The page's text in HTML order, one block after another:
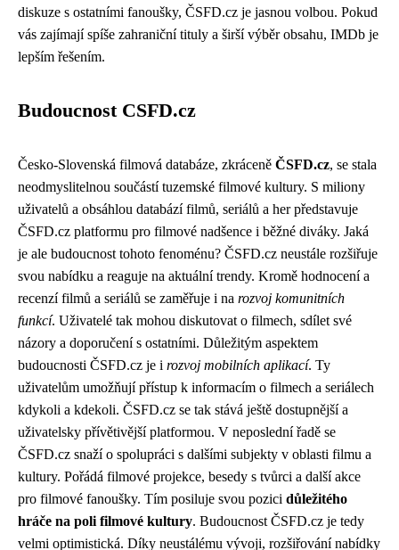
diskuze s ostatními fanoušky, ČSFD.cz je jasnou volbou. Pokud
vás zajímají spíše zahraniční tituly a širší výběr obsahu, IMDb je
lepším řešením.
Budoucnost CSFD.cz
Česko-Slovenská filmová databáze, zkráceně ČSFD.cz, se stala
neodmyslitelnou součástí tuzemské filmové kultury. S miliony
uživatelů a obsáhlou databází filmů, seriálů a her představuje
ČSFD.cz platformu pro filmové nadšence i běžné diváky. Jaká
je ale budoucnost tohoto fenoménu? ČSFD.cz neustále rozšiřuje
svou nabídku a reaguje na aktuální trendy. Kromě hodnocení a
recenzí filmů a seriálů se zaměřuje i na rozvoj komunitních
funkcí. Uživatelé tak mohou diskutovat o filmech, sdílet své
názory a doporučení s ostatními. Důležitým aspektem
budoucnosti ČSFD.cz je i rozvoj mobilních aplikací. Ty
uživatelům umožňují přístup k informacím o filmech a seriálech
kdykoli a kdekoli. ČSFD.cz se tak stává ještě dostupnější a
uživatelsky přívětivější platformou. V neposlední řadě se
ČSFD.cz snaží o spolupráci s dalšími subjekty v oblasti filmu a
kultury. Pořádá filmové projekce, besedy s tvůrci a další akce
pro filmové fanoušky. Tím posiluje svou pozici důležitého
hráče na poli filmové kultury. Budoucnost ČSFD.cz je tedy
velmi optimistická. Díky neustálému vývoji, rozšiřování nabídky